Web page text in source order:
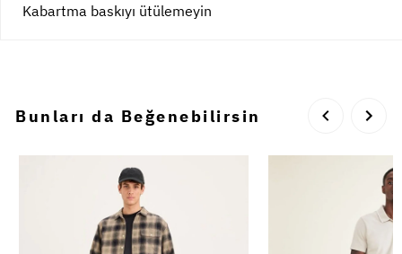
Kabartma baskıyı ütülemeyin
Bunları da Beğenebilirsin